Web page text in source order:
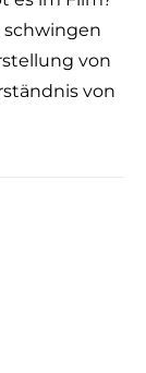
von
von